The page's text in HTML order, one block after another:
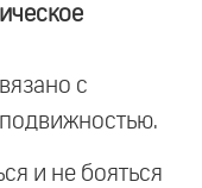
с
и не бояться